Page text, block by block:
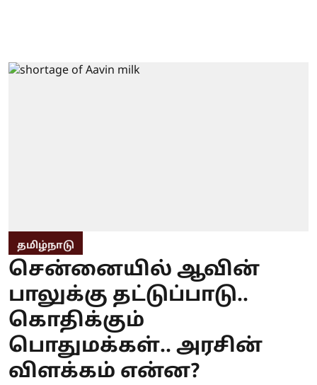
தமிழ்நாடு
சென்னையில் ஆவின்
பாலுக்கு தட்டுப்பாடு..
கொதிக்கும்
பொதுமக்கள்.. அரசின்
விளக்கம் என்ன?